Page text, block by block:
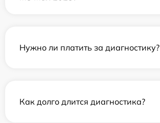
Нужно ли платить за диагностику?
Как долго длится диагностика?